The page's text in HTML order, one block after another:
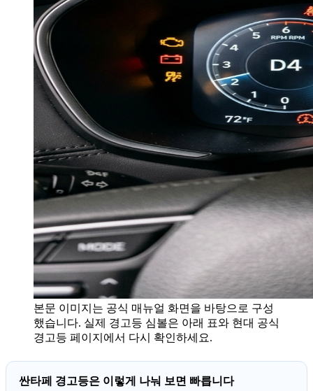
본문 이미지는 공식 매뉴얼 화면을 바탕으로 구성
했습니다. 실제 경고등 심볼은 아래 표와 현대 공식
경고등 페이지에서 다시 확인하세요.
싼타페 경고등은 이렇게 나눠 보면 빠릅니다